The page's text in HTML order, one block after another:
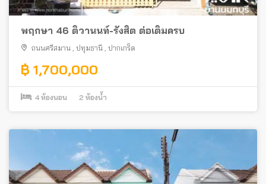
พฤกษา 46 ติวานนท์-รังสิต ต่อเติมครบ
ถนนศรีสมาน , ปทุมธานี , ปากเกร็ด
฿ 1,700,000
4 ห้องนอน 2 ห้องน้ำ